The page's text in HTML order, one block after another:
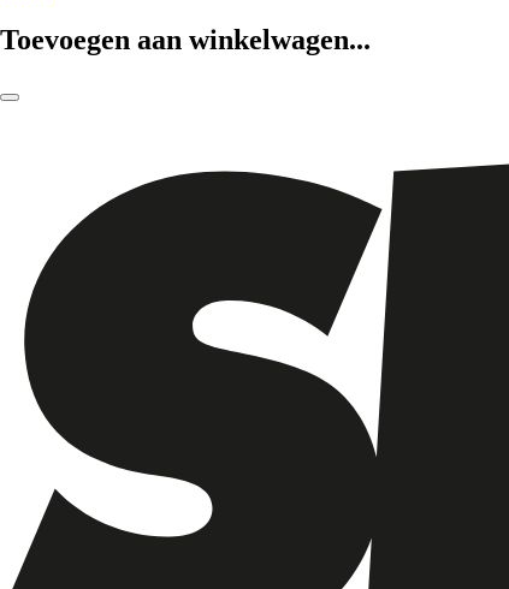
Toevoegen aan winkelwagen...